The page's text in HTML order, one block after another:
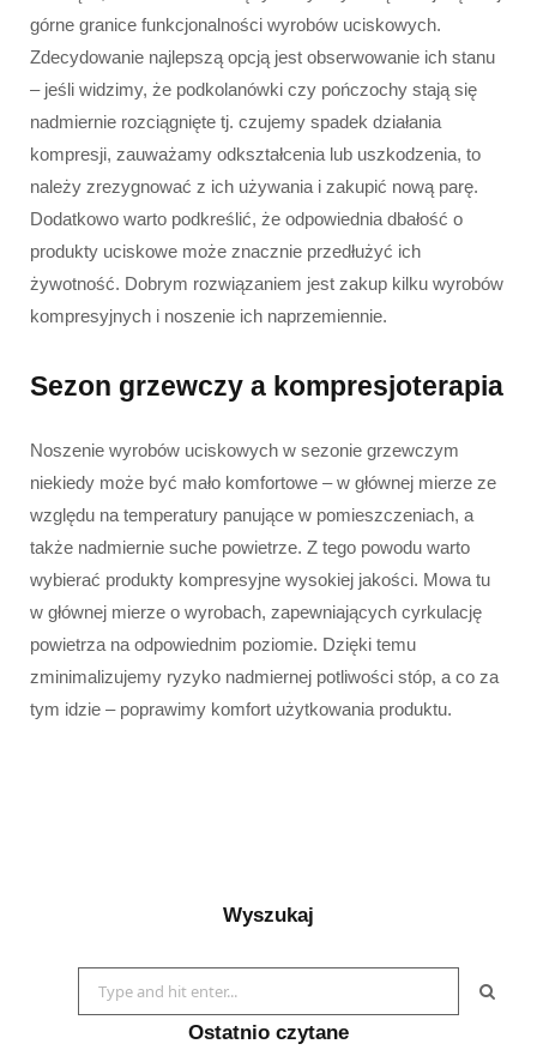
górne granice funkcjonalności wyrobów uciskowych.
Zdecydowanie najlepszą opcją jest obserwowanie ich stanu
– jeśli widzimy, że podkolanówki czy pończochy stają się
nadmiernie rozciągnięte tj. czujemy spadek działania
kompresji, zauważamy odkształcenia lub uszkodzenia, to
należy zrezygnować z ich używania i zakupić nową parę.
Dodatkowo warto podkreślić, że odpowiednia dbałość o
produkty uciskowe może znacznie przedłużyć ich
żywotność. Dobrym rozwiązaniem jest zakup kilku wyrobów
kompresyjnych i noszenie ich naprzemiennie.
Sezon grzewczy a kompresjoterapia
Noszenie wyrobów uciskowych w sezonie grzewczym
niekiedy może być mało komfortowe – w głównej mierze ze
względu na temperatury panujące w pomieszczeniach, a
także nadmiernie suche powietrze. Z tego powodu warto
wybierać produkty kompresyjne wysokiej jakości. Mowa tu
w głównej mierze o wyrobach, zapewniających cyrkulację
powietrza na odpowiednim poziomie. Dzięki temu
zminimalizujemy ryzyko nadmiernej potliwości stóp, a co za
tym idzie – poprawimy komfort użytkowania produktu.
Wyszukaj
for:
Ostatnio czytane